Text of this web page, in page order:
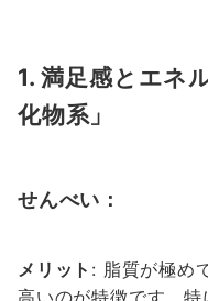
1. 満足感とエネ
化物系」
せんべい：
メリット : 脂質が極め
高いのが特徴です。